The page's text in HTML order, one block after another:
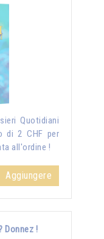
Quotidiani
di 2 CHF per
all'ordine !
Aggiungere
Donnez !